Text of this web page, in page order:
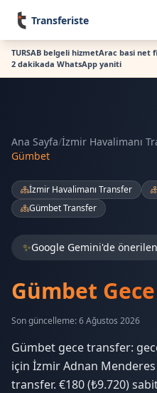
Transferiste
TURSAB belgeli hizmetArac basi net
2 dakikada WhatsApp yaniti
Ana Sayfa/İzmir Havalimanı
Gümbet
İzmir Havalimanı Transfer
Gümbet Transfer
✨Google Gemini'de
Gümbet
Son güncelleme: 6 Ağustos 2026
Gümbet gece transfer:
için İzmir Adnan Menderes
transfer. €180 (₺9.720)